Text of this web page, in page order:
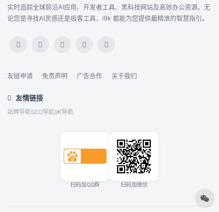
实时追踪全球前沿AI应用、开发者工具、黑科技网站及高效办公资源。无
论您是寻找AI灵感还是极客工具，i9k 都能为您提供最精准的智慧指引。
友链申请 · 免责声明 · 广告合作 · 关于我们
友情链接
站牌导航SEO导航9K导航
扫码加QQ群 扫码加微信